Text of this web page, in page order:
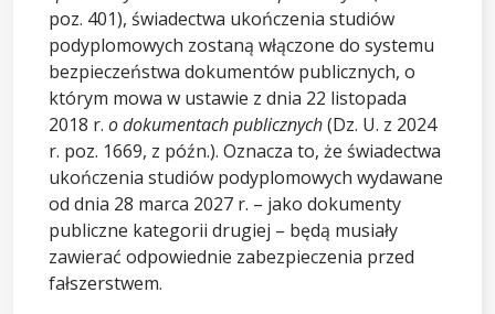
poz. 401), świadectwa ukończenia studiów
podyplomowych zostaną włączone do systemu
bezpieczeństwa dokumentów publicznych, o
którym mowa w ustawie z dnia 22 listopada
2018 r. o dokumentach publicznych(Dz. U. z 2024
r. poz. 1669, z późn.). Oznacza to, że świadectwa
ukończenia studiów podyplomowych wydawane
od dnia 28 marca 2027 r. – jako dokumenty
publiczne kategorii drugiej – będą musiały
zawierać odpowiednie zabezpieczenia przed
fałszerstwem.